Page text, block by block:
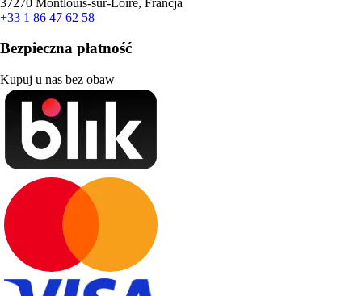
+33 1 86 47 62 58
Bezpieczna płatność
Kupuj u nas bez obaw